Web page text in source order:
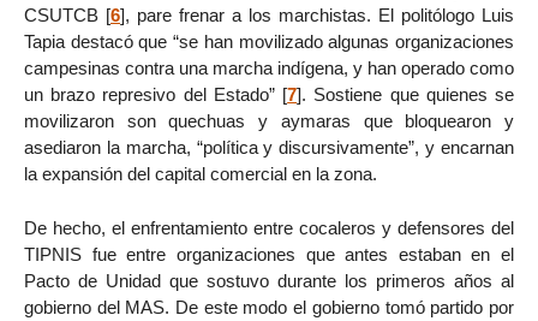
CSUTCB [6], pare frenar a los marchistas. El politólogo Luis
Tapia destacó que “se han movilizado algunas organizaciones
campesinas contra una marcha indígena, y han operado como
un brazo represivo del Estado”[7]. Sostiene que quienes se
movilizaron son quechuas y aymaras que bloquearon y
asediaron la marcha, “política y discursivamente”, y encarnan
la expansión del capital comercial en la zona.
De hecho, el enfrentamiento entre cocaleros y defensores del
TIPNIS fue entre organizaciones que antes estaban en el
Pacto de Unidad que sostuvo durante los primeros años al
gobierno del MAS. De este modo el gobierno tomó partido por